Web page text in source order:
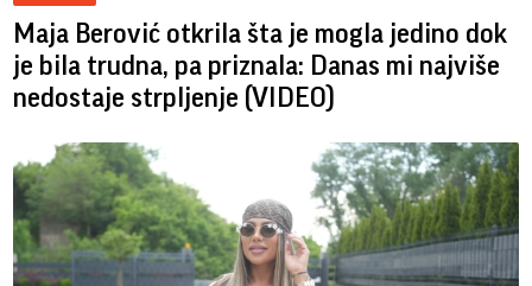
Maja Berović otkrila šta je mogla jedino dok
je bila trudna, pa priznala: Danas mi najviše
nedostaje strpljenje (VIDEO)